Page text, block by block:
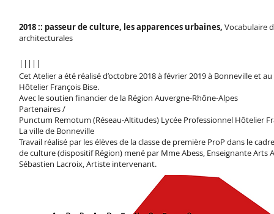
2018 :: passeur de culture, les apparences urbaines, Vocabulaire
architecturales
|||||
Cet Atelier a été réalisé d’octobre 2018 à février 2019 à Bonneville et
Hôtelier François Bise.
Avec le soutien financier de la Région Auvergne-Rhône-Alpes
Partenaires /
Punctum Remotum (Réseau-Altitudes) Lycée Professionnel Hôtelier
La ville de Bonneville
Travail réalisé par les élèves de la classe de première ProP dans le
de culture (dispositif Région) mené par Mme Abess, Enseignante Arts
Sébastien Lacroix, Artiste intervenant.